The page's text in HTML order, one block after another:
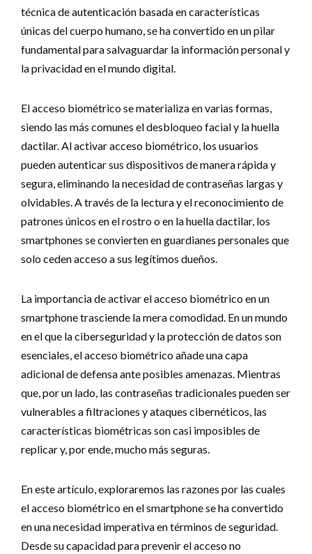
técnica de autenticación basada en características
únicas del cuerpo humano, se ha convertido en un pilar
fundamental para salvaguardar la información personal y
la privacidad en el mundo digital.
El acceso biométrico se materializa en varias formas,
siendo las más comunes el desbloqueo facial y la huella
dactilar. Al activar acceso biométrico, los usuarios
pueden autenticar sus dispositivos de manera rápida y
segura, eliminando la necesidad de contraseñas largas y
olvidables. A través de la lectura y el reconocimiento de
patrones únicos en el rostro o en la huella dactilar, los
smartphones se convierten en guardianes personales que
solo ceden acceso a sus legítimos dueños.
La importancia de activar el acceso biométrico en un
smartphone trasciende la mera comodidad. En un mundo
en el que la ciberseguridad y la protección de datos son
esenciales, el acceso biométrico añade una capa
adicional de defensa ante posibles amenazas. Mientras
que, por un lado, las contraseñas tradicionales pueden ser
vulnerables a filtraciones y ataques cibernéticos, las
características biométricas son casi imposibles de
replicar y, por ende, mucho más seguras.
En este artículo, exploraremos las razones por las cuales
el acceso biométrico en el smartphone se ha convertido
en una necesidad imperativa en términos de seguridad.
Desde su capacidad para prevenir el acceso no